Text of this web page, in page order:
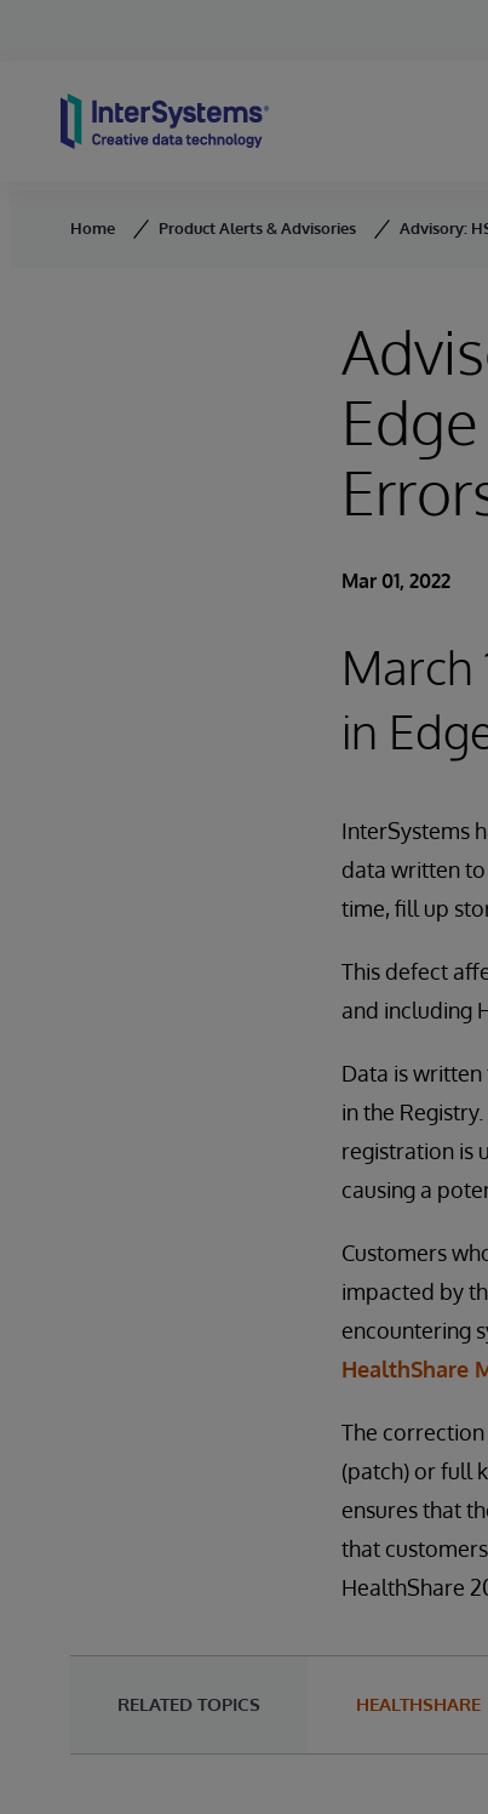
Home Product Alerts & Advisories Advisory:
Mar 01, 2022
March
in
InterSystems
data written to
time, fill up
This defect
and including
Data is
in the
registration is
causing a
Customers
impacted by
encountering
HealthShare
The correction
(patch) or full
ensures that
that
HealthShare
RELATED TOPICS HEALTHSHARE